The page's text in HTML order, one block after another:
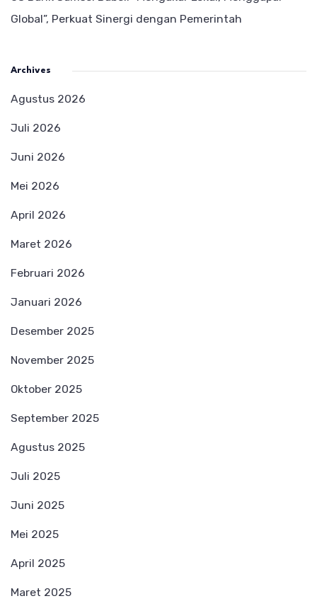
Global”, Perkuat Sinergi dengan Pemerintah
Archives
Agustus 2026
Juli 2026
Juni 2026
Mei 2026
April 2026
Maret 2026
Februari 2026
Januari 2026
Desember 2025
November 2025
Oktober 2025
September 2025
Agustus 2025
Juli 2025
Juni 2025
Mei 2025
April 2025
Maret 2025